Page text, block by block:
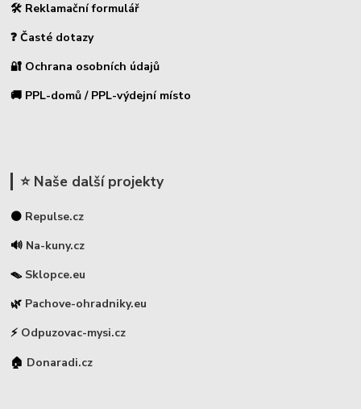
🛠 Reklamační formulář
❓ Časté dotazy
🔐 Ochrana osobních údajů
🚚 PPL-domů / PPL-výdejní místo
⭐ Naše další projekty
⚫ Repulse.cz
🔊 Na-kuny.cz
🪤 Sklopce.eu
🌿 Pachove-ohradniky.eu
⚡ Odpuzovac-mysi.cz
🏠 Donaradi.cz